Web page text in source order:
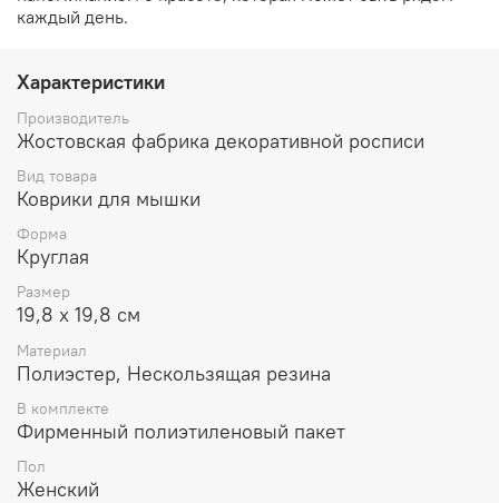
каждый день.
Характеристики
Производитель
Жостовская фабрика декоративной росписи
Вид товара
Коврики для мышки
Форма
Круглая
Размер
19,8 х 19,8 см
Материал
Полиэстер, Нескользящая резина
В комплекте
Фирменный полиэтиленовый пакет
Пол
Женский